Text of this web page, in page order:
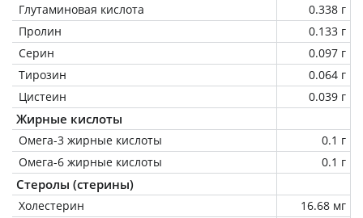
Глутаминовая кислота
0.338 г
Пролин
0.133 г
Серин
0.097 г
Тирозин
0.064 г
Цистеин
0.039 г
Жирные кислоты
Омега-3 жирные кислоты
0.1 г
Омега-6 жирные кислоты
0.1 г
Стеролы (стерины)
Холестерин 16.68 мг